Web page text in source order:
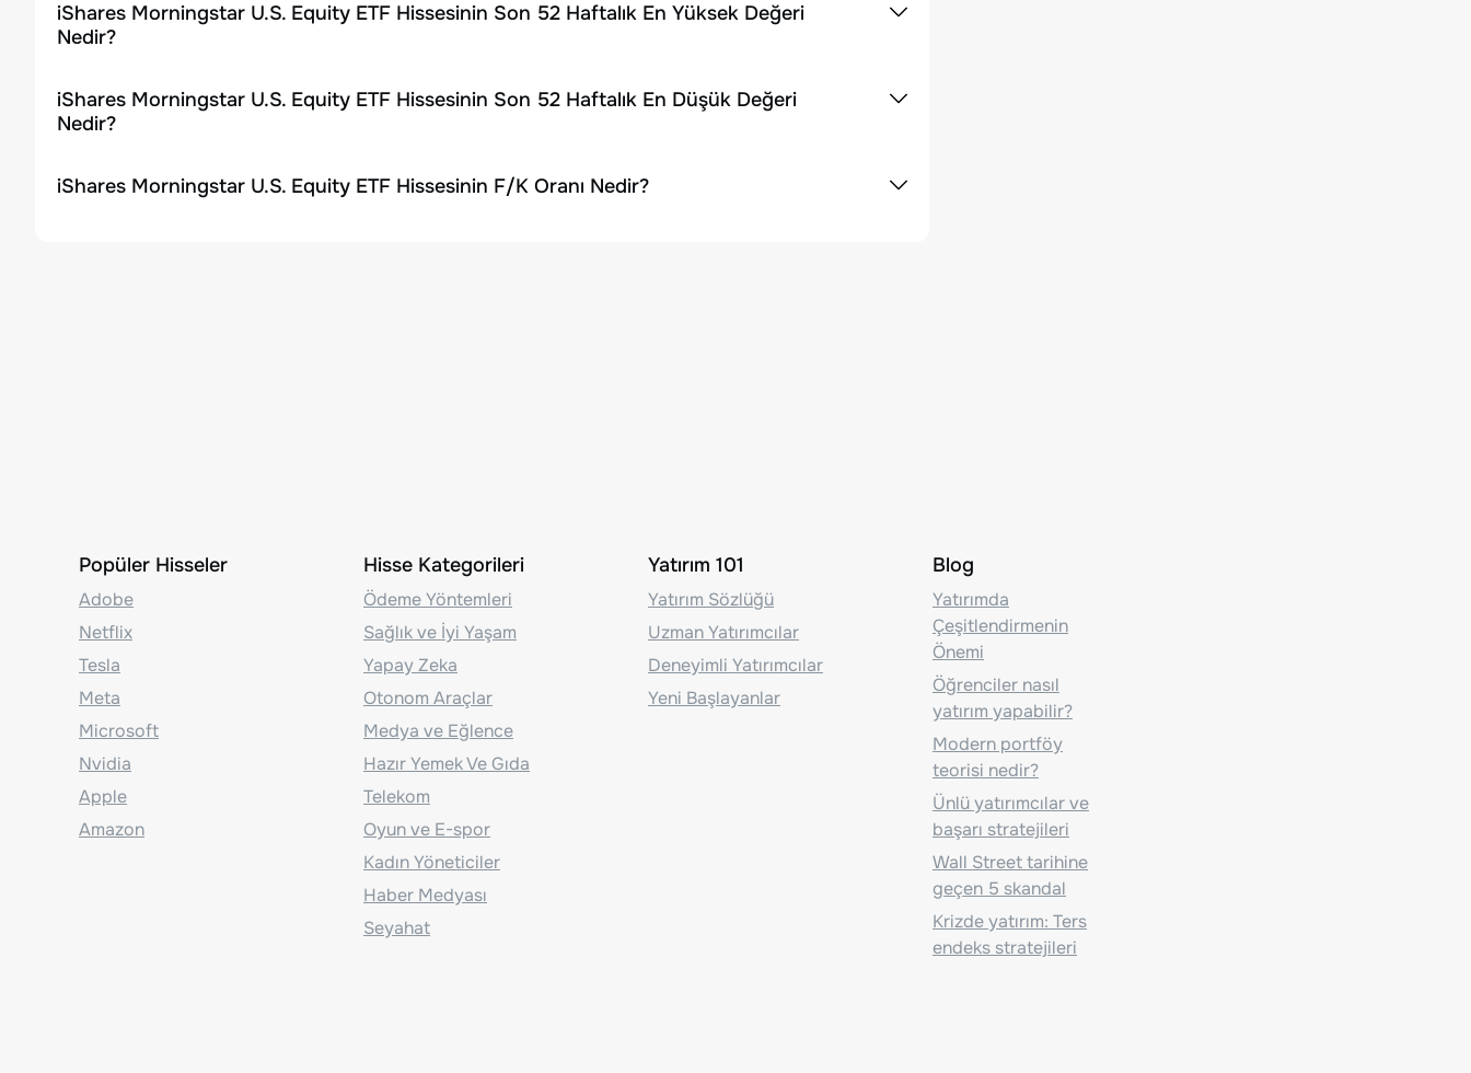
iShares Morningstar U.S. Equity ETF Hissesinin Son 52 Haftalık En Yüksek Değeri
Nedir?
iShares Morningstar U.S. Equity ETF Hissesinin Son 52 Haftalık En Düşük Değeri
Nedir?
iShares Morningstar U.S. Equity ETF Hissesinin F/K Oranı Nedir?
Popüler Hisseler
Adobe
Netflix
Tesla
Meta
Microsoft
Nvidia
Apple
Amazon
Hisse Kategorileri
Ödeme Yöntemleri
Sağlık ve İyi Yaşam
Yapay Zeka
Otonom Araçlar
Medya ve Eğlence
Hazır Yemek Ve Gıda
Telekom
Oyun ve E-spor
Kadın Yöneticiler
Haber Medyası
Seyahat
Yatırım 101
Yatırım Sözlüğü
Uzman Yatırımcılar
Deneyimli Yatırımcılar
Yeni Başlayanlar
Blog
Yatırımda
Çeşitlendirmenin
Önemi
Öğrenciler nasıl
yatırım yapabilir?
Modern portföy
teorisi nedir?
Ünlü yatırımcılar ve
başarı stratejileri
Wall Street tarihine
geçen 5 skandal
Krizde yatırım: Ters
endeks stratejileri